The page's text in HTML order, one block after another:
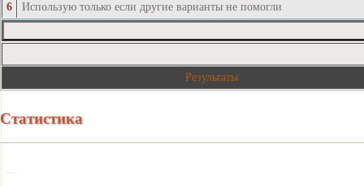
6
Использую только если другие варианты не помогли
Результаты
Статистика